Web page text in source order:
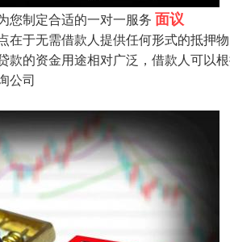
您制定合适的一对一服务 面议
在于无需借款人提供任何形式的抵押
款的资金用途相对广泛，借款人可以
公司